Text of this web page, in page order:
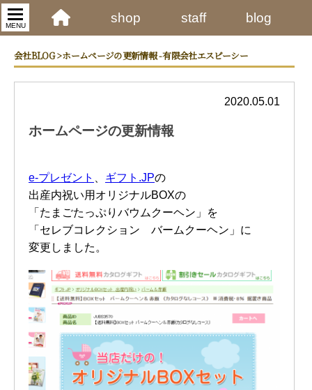
MENU
shop staff blog
会社BLOG > ホームページの更新情報 - 有限会社エスピーシー
2020.05.01
ホームページの更新情報
e-プレゼント ギフト.JPの
出産内祝い用オリジナルBOXの
「たまごたっぷりバウムクーヘン」を
「セレブコレクション バームクーヘン」に
変更しました。